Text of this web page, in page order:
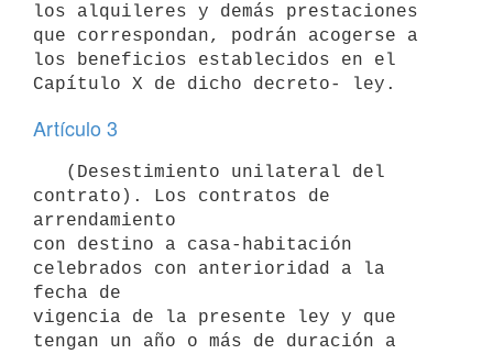
los alquileres y demás prestaciones
que correspondan, podrán acogerse a
los beneficios establecidos en el
Artículo 3
contrato). Los contratos de
arrendamiento
con destino a casa-habitación
celebrados con anterioridad a la
fecha de
vigencia de la presente ley y que
tengan un año o más de duración a